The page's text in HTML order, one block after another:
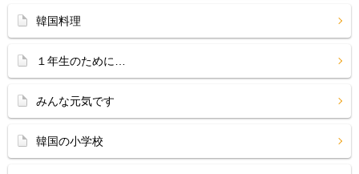
韓国料理
１年生のために…
みんな元気です
韓国の小学校